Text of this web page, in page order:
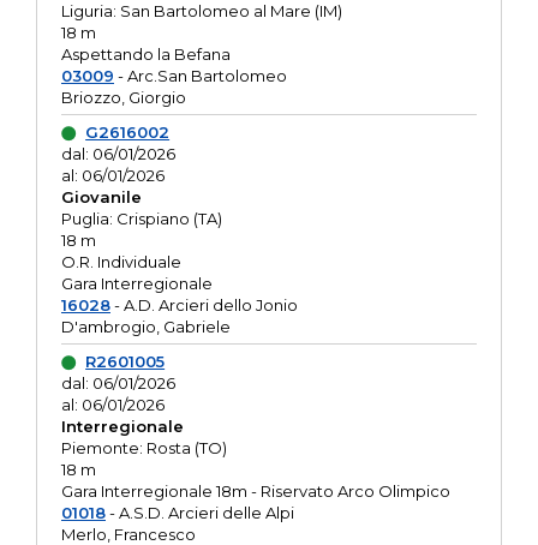
Liguria: San Bartolomeo al Mare (IM)
18 m
Aspettando la Befana
03009 - Arc.San Bartolomeo
Briozzo, Giorgio
G2616002
dal: 06/01/2026
al: 06/01/2026
Giovanile
Puglia: Crispiano (TA)
18 m
O.R. Individuale
Gara Interregionale
16028- A.D. Arcieri dello Jonio
D'ambrogio, Gabriele
R2601005
dal: 06/01/2026
al: 06/01/2026
Interregionale
Piemonte: Rosta (TO)
18 m
Gara Interregionale 18m - Riservato Arco Olimpico
01018- A.S.D. Arcieri delle Alpi
Merlo, Francesco